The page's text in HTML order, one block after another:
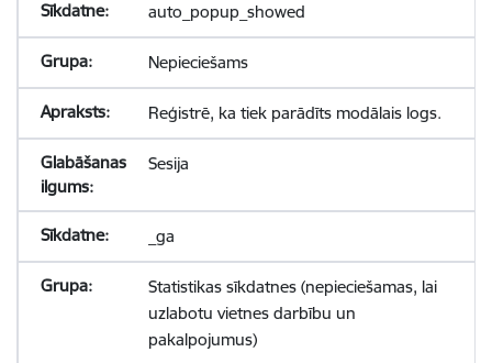
auto_popup_showed
Nepieciešams
Reģistrē, ka tiek parādīts modālais logs.
Sesija
_ga
Statistikas sīkdatnes (nepieciešamas, lai
uzlabotu vietnes darbību un
pakalpojumus)